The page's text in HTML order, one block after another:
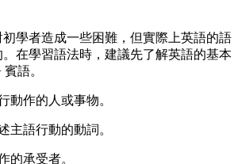
學者造成一些困難，但實際上英語的語
在學習語法時，建議先了解英語的基本
語。
動作的人或事物。
主語行動的動詞。
的承受者。